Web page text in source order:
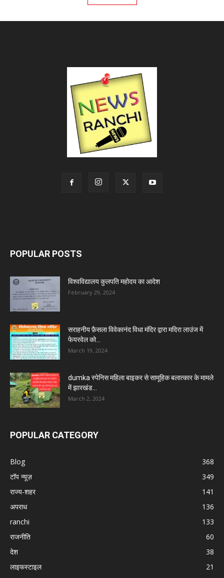
POPULAR POSTS
विश्वविद्यालय कुलपति महोदय का आदेश
February 29, 2024
सराहनीय फ़ैसला विवेकानंद विधा मंदिर द्वारा मदिरा लाउंज में
फेयरवेल को...
March 19, 2024
dumka स्पेनिस महिला बाइकर से सामूहिक बलात्कार के मामले
में झारखंड...
March 2, 2024
POPULAR CATEGORY
Blog
368
टॉप न्यूज़
349
राज्य-शहर
141
अपराध
136
ranchi
133
राजनीति
60
देश
38
लाइफस्टाइल
21